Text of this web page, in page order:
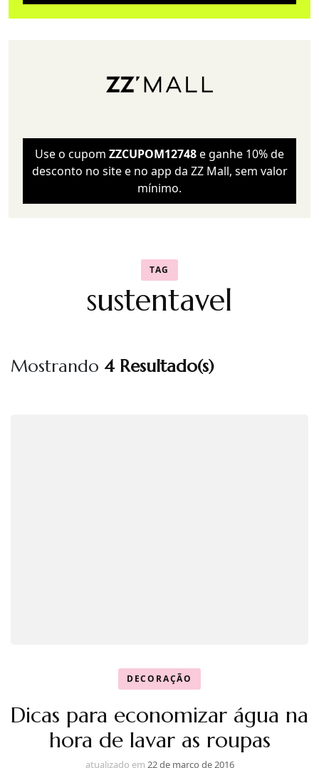
Use o cupom ZZCUPOM12748e ganhe 10% de
desconto no site e no app da ZZ Mall, sem valor
mínimo.
TAG
sustentavel
Mostrando 4 Resultado(s)
DECORAÇÃO
Dicas para economizar água na
hora de lavar as roupas
atualizado em 22 de março de 2016